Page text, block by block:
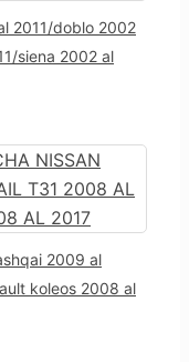
2011/doblo 2002
siena 2002 al
2009 al
koleos 2008 al